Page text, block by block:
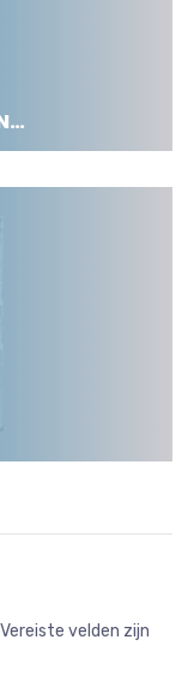
Vereiste velden zijn